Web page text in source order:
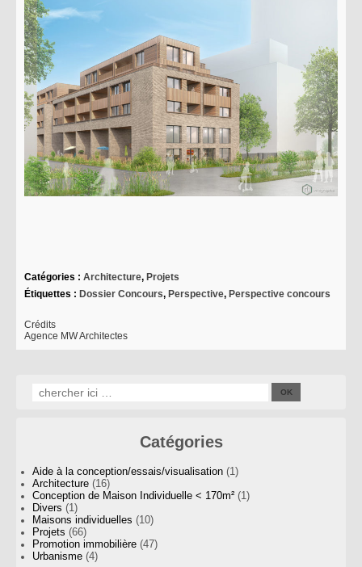
Catégories : Architecture, Projets
Étiquettes : Dossier Concours, Perspective, Perspective concours
Crédits
Agence MW Architectes
Catégories
Aide à la conception/essais/visualisation (1)
Architecture (16)
Conception de Maison Individuelle < 170m² (1)
Divers (1)
Maisons individuelles (10)
Projets (66)
Promotion immobilière (47)
Urbanisme (4)